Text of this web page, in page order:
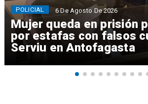
Mujer queda en prisión
por estafas con falsos
Serviu en Antofagasta
POLICIAL 6 De Agosto De 2026